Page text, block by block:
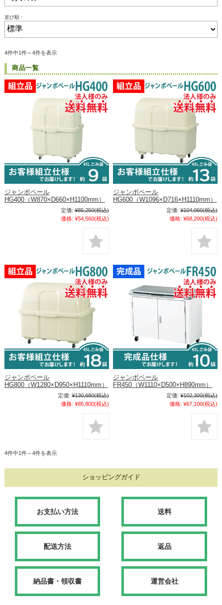
並び順：
4件中1件～4件を表示
商品一覧
ジャンボペール
HG400（W870×D660×H1100mm）
定価: ¥85,250(税込)
価格: ¥54,560(税込)
ジャンボペール
HG600（W1096×D716×H1110mm）
定価: ¥104,060(税込)
価格: ¥68,200(税込)
ジャンボペール
HG800（W1280×D950×H1110mm）
定価: ¥130,680(税込)
価格: ¥85,800(税込)
ジャンボペール
FR450（W1110×D500×H890mm）
定価: ¥102,300(税込)
価格: ¥67,100(税込)
4件中1件～4件を表示
ショッピングガイド
お支払い方法 送料
配送方法 返品
納品書・領収書 運営会社